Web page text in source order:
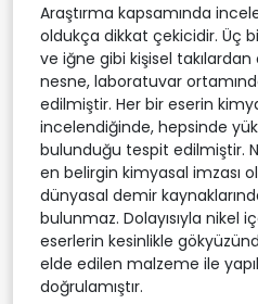
Araştırma kapsamında
oldukça dikkat çekicidir. Üç
ve iğne gibi kişisel
nesne, laboratuvar
edilmiştir. Her bir eserin
incelendiğinde, hepsinde
bulunduğu tespit edilmiştir.
en belirgin kimyasal imzası
dünyasal demir
bulunmaz. Dolayısıyla nikel
eserlerin kesinlikle
elde edilen malzeme ile
doğrulamıştır.